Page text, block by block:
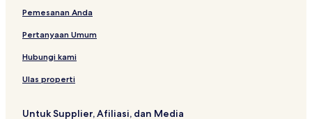
Pemesanan Anda
Pertanyaan Umum
Hubungi kami
Ulas properti
Untuk Supplier, Afiliasi, dan Media